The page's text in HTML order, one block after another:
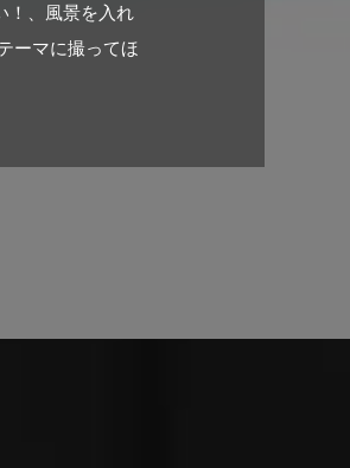
！、風景を入れ
ーマに撮ってほ